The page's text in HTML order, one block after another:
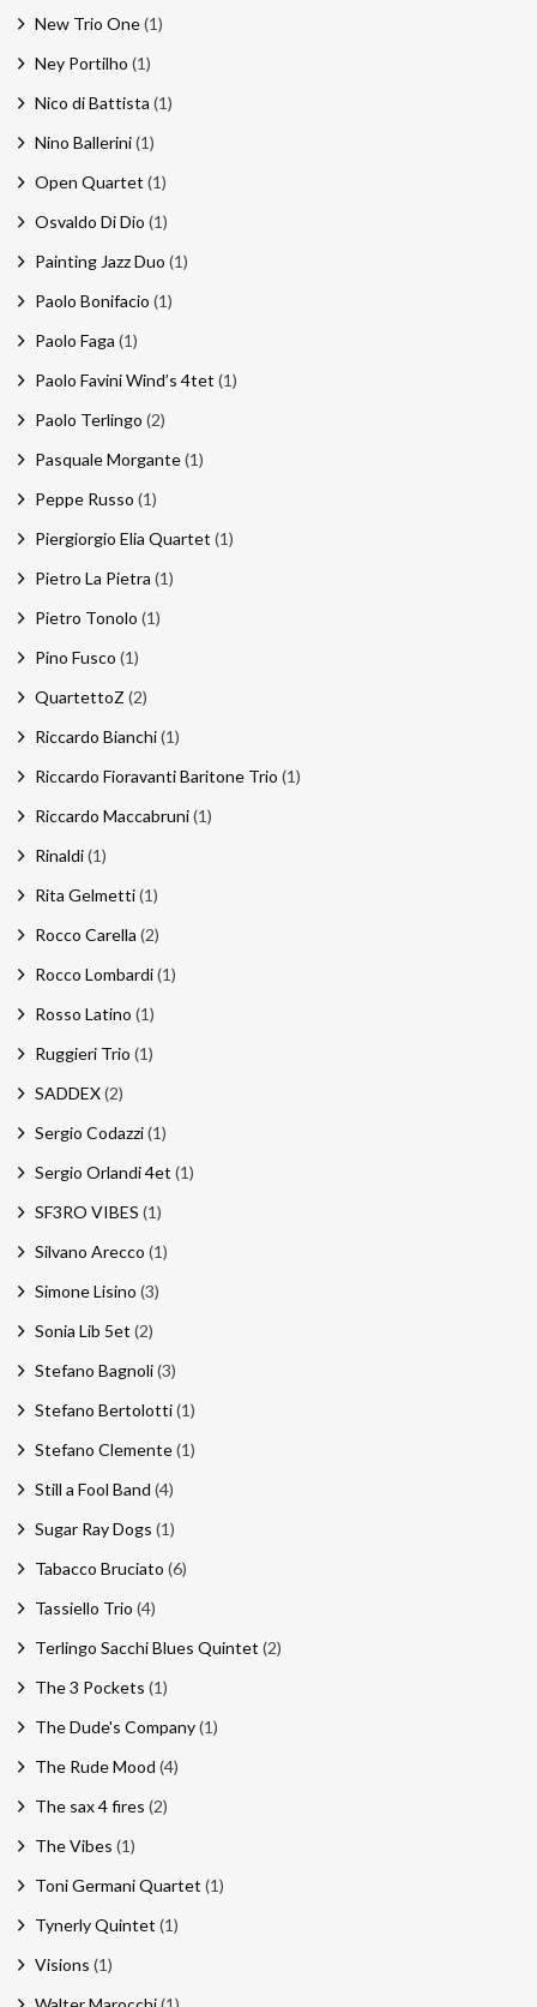
New Trio One(1)
Ney Portilho (1)
Nico di Battista (1)
Nino Ballerini(1)
Open Quartet (1)
Osvaldo Di Dio (1)
Painting Jazz Duo (1)
Paolo Bonifacio (1)
Paolo Faga (1)
Paolo Favini Wind’s 4tet (1)
Paolo Terlingo (2)
Pasquale Morgante(1)
Peppe Russo (1)
Piergiorgio Elia Quartet (1)
Pietro La Pietra (1)
Pietro Tonolo (1)
Pino Fusco (1)
QuartettoZ (2)
Riccardo Bianchi(1)
Riccardo Fioravanti Baritone Trio (1)
Riccardo Maccabruni(1)
Rinaldi(1)
Rita Gelmetti(1)
Rocco Carella (2)
Rocco Lombardi(1)
Rosso Latino (1)
Ruggieri Trio (1)
SADDEX(2)
Sergio Codazzi(1)
Sergio Orlandi 4et (1)
SF3RO VIBES (1)
Silvano Arecco (1)
Simone Lisino (3)
Sonia Lib 5et (2)
Stefano Bagnoli(3)
Stefano Bertolotti(1)
Stefano Clemente(1)
Still a Fool Band (4)
Sugar Ray Dogs (1)
Tabacco Bruciato (6)
Tassiello Trio (4)
Terlingo Sacchi Blues Quintet (2)
The 3 Pockets (1)
The Dude's Company(1)
The Rude Mood (4)
The sax 4 fires (2)
The Vibes (1)
Toni Germani Quartet (1)
Tynerly Quintet (1)
Visions (1)